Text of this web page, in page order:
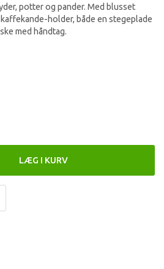
potter og pander. Med blusset
holder, både en stegeplade
med håndtag.
LÆG I KURV